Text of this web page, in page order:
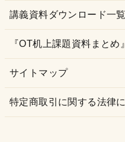
講義資料ダウンロード一覧
『OT机上課題資料まとめ』
サイトマップ
特定商取引に関する法律